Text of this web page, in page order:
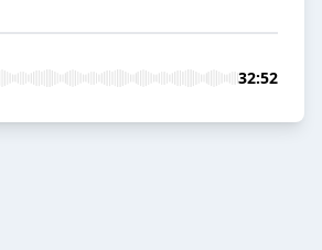
32:52